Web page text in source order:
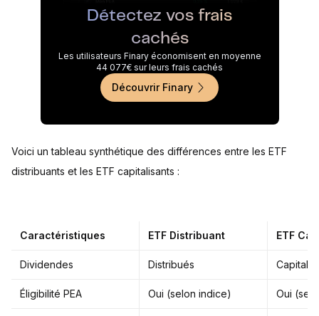
Détectez vos frais
cachés
Les utilisateurs Finary économisent en moyenne
44 077€ sur leurs frais cachés
Découvrir Finary
Voici un tableau synthétique des différences entre les ETF
distribuants et les ETF capitalisants :
Caractéristiques ETF Distribuant ETF
Dividendes Distribués
Éligibilité PEA Oui (selon indice) Oui